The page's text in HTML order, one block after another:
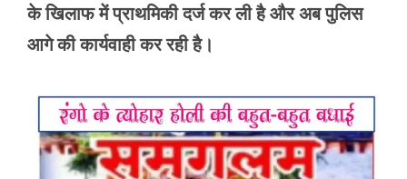
के खिलाफ में प्राथमिकी दर्ज कर ली है और अब पुलिस
आगे की कार्यवाही कर रही है।